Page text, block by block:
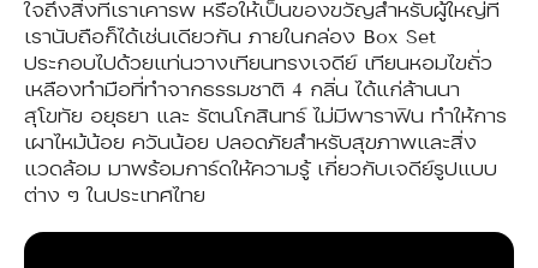
ใจถึงสิ่งที่เราเคารพ หรือให้เป็นของขวัญสำหรับผู้ใหญ่ที่
เรานับถือก็ได้เช่นเดียวกัน ภายในกล่อง Box Set
ประกอบไปด้วยแท่นวางเทียนทรงเจดีย์ เทียนหอมไขถั่ว
เหลืองทำมือที่ทำจากธรรมชาติ 4 กลิ่น ได้แก่ล้านนา
สุโขทัย อยุธยา และ รัตนโกสินทร์ ไม่มีพาราฟิน ทำให้การ
เผาไหม้น้อย ควันน้อย ปลอดภัยสำหรับสุขภาพและสิ่ง
แวดล้อม มาพร้อมการ์ดให้ความรู้ เกี่ยวกับเจดีย์รูปแบบ
ต่าง ๆ ในประเทศไทย